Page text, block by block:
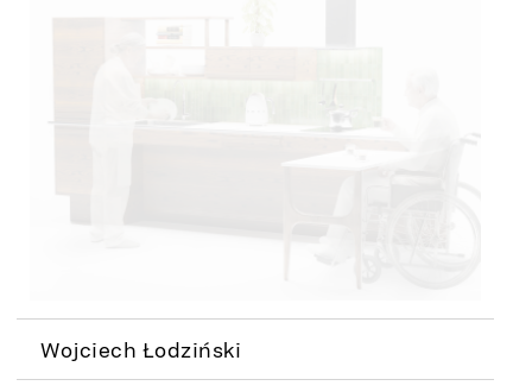
Wojciech Łodziński